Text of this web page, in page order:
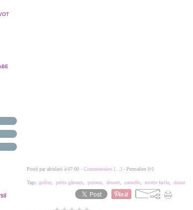
Posté par afonlavi à 07:00 - Commentaires [ ] - Permalien [#]
Tags: goûter, petits gâteaux potiron dessert cannelle recette facile donut